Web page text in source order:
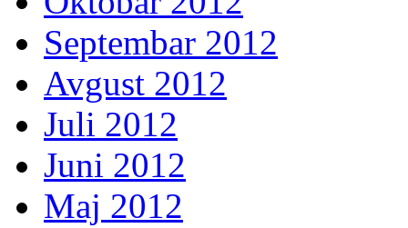
Septembar 2012
Avgust 2012
Juli 2012
Juni 2012
Maj 2012